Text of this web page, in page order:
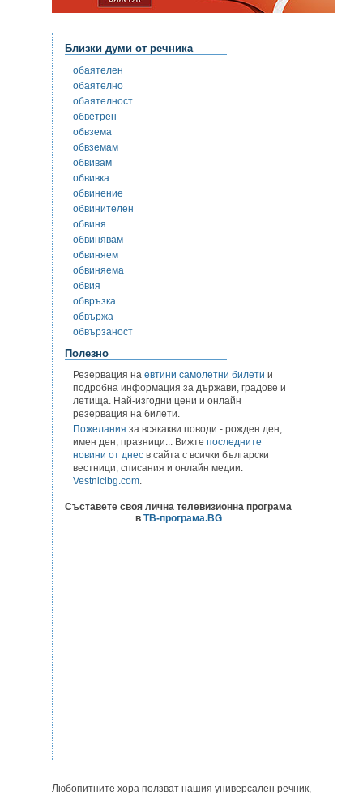
Близки думи от речника
обаятелен
обаятелно
обаятелност
обветрен
обвзема
обвземам
обвивам
обвивка
обвинение
обвинителен
обвиня
обвинявам
обвиняем
обвиняема
обвия
обвръзка
обвържа
обвързаност
Полезно
Резервация на евтини самолетни билети и
подробна информация за държави, градове и
летища. Най-изгодни цени и онлайн
резервация на билети.
Пожелания за всякакви поводи - рожден ден,
имен ден, празници... Вижте последните
новини от днес в сайта с всички български
вестници, списания и онлайн медии:
Vestnicibg.com.
Съставете своя лична телевизионна програма
в ТВ-програма.BG
Любопитните хора ползват нашия универсален речник,